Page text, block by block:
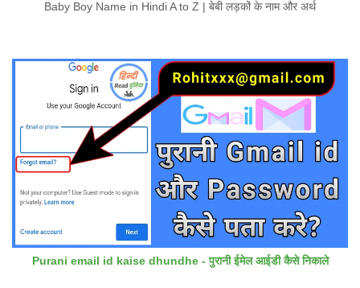
Baby Boy Name in Hindi A to Z | बेबी लड़कों के नाम और अर्थ
Purani email id kaise dhundhe - पुरानी ईमेल आईडी कैसे निकाले